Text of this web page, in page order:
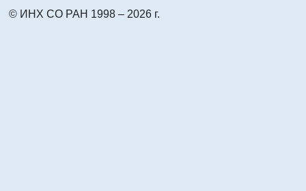
© ИНХ СО РАН 1998 – 2026 г.